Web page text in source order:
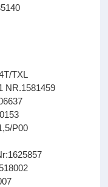
TXL
NR.1581459
P00